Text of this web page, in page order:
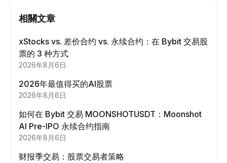
相關文章
xStocks vs. 差价合约 vs. 永续合约：在 Bybit 交易股
票的 3 种方式
2026年8月6日
2026年最值得买的AI股票
2026年8月6日
如何在 Bybit 交易 MOONSHOTUSDT：Moonshot
AI Pre-IPO 永续合约指南
2026年8月6日
财报季交易：股票交易者策略